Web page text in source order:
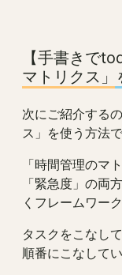
【手書きで
マトリクス」
次にご紹介する
ス」を使う方法で
「時間管理のマ
「緊急度」の両
くフレームワーク
タスクをこなし
順番にこなして